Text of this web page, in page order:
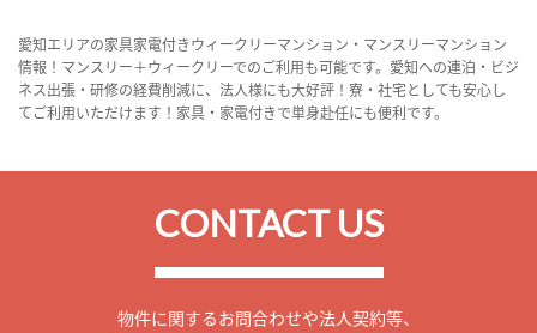
愛知エリアの家具家電付きウィークリーマンション・マンスリーマンション
情報！マンスリー＋ウィークリーでのご利用も可能です。愛知への連泊・ビジ
ネス出張・研修の経費削減に、法人様にも大好評！寮・社宅としても安心し
てご利用いただけます！家具・家電付きで単身赴任にも便利です。
CONTACT US
物件に関するお問合わせや法人契約等、